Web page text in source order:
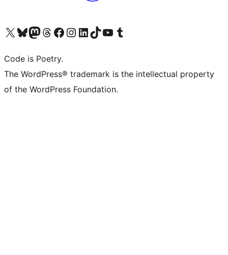
Navštivte náš účet na X (dříve Twitter)
Navštivte náš Bluesky účetNavštivte náš účet Mastodon
Navštivte náš Threads účetNavštivte naši stránku na Facebooku
Navštivte náš Instagram účetNavštivte náš LinkedIn účetNavštivte náš TikTok účetNavštivte náš YouTube kanálNavštivte náš Tumblr účet
Code is Poetry.
The WordPress® trademark is the intellectual property
of the WordPress Foundation.